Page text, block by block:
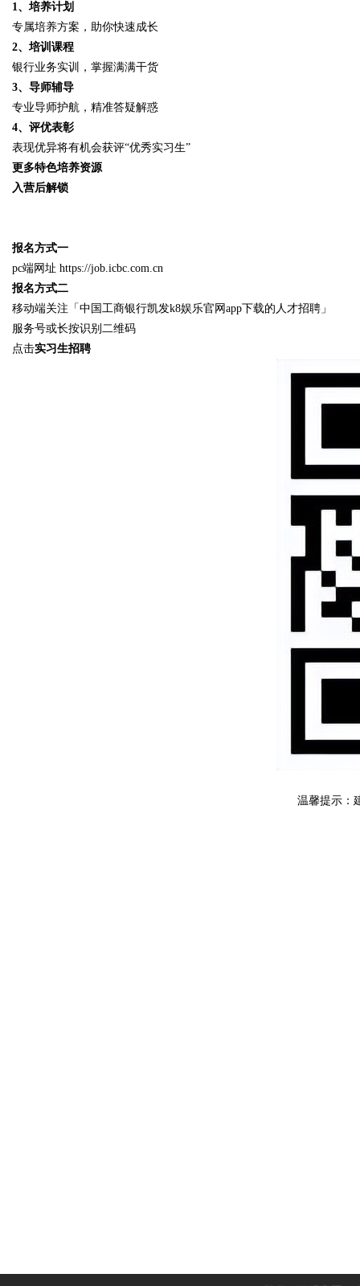
1、培养计划
专属培养方案，助你快速成长
2、培训课程
银行业务实训，掌握满满干货
3、导师辅导
专业导师护航，精准答疑解惑
4、评优表彰
表现优异将有机会获评“优秀实习生”
更多特色培养资源
入营后解锁
报名方式一
pc端网址 https://job.icbc.com.cn
报名方式二
移动端关注「中国工商银行凯发k8娱乐官网app下载的人才招聘」
服务号或长按识别二维码
点击实习生招聘
温馨提示：